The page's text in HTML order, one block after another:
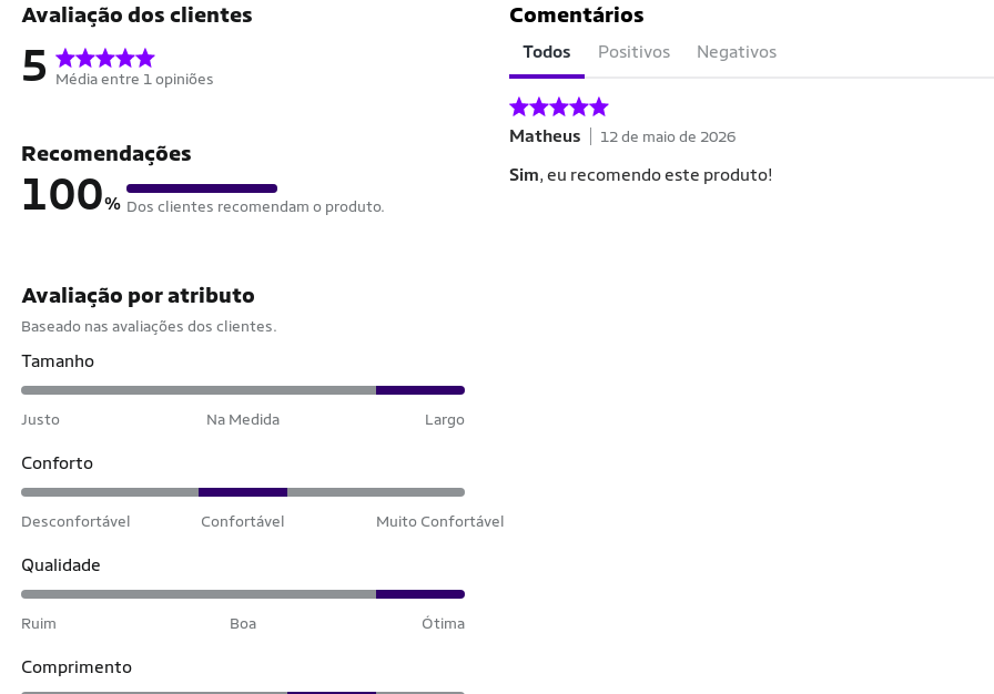
Avaliação dos clientes
5 Média entre 1 opiniões
Recomendações
100% Dos clientes recomendam o produto.
Avaliação por atributo
Baseado nas avaliações dos clientes.
Tamanho
Justo Na Medida Largo
Conforto
Desconfortável Confortável Muito Confortável
Qualidade
Ruim Boa Ótima
Comprimento
Comentários
Todos Positivos Negativos
Matheus 12 de maio de 2026
Sim, eu recomendo este produto!